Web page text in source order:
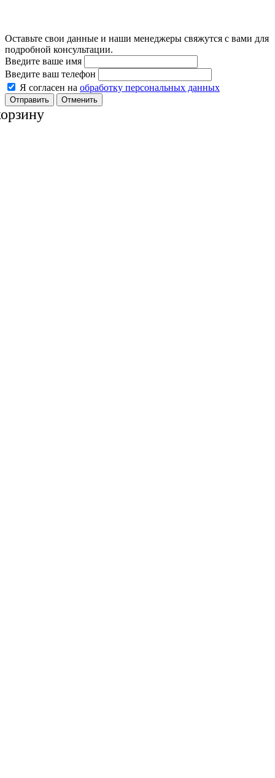
Оставьте свои данные и наши менеджеры свяжутся с вами для
подробной консультации.
Введите ваше имя
Введите ваш телефон
Я согласен на обработку персональных данных
Отменить